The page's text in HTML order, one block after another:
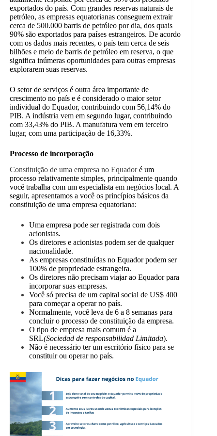
exportados do país. Com grandes reservas naturais de
petróleo, as empresas equatorianas conseguem extrair
cerca de 500.000 barris de petróleo por dia, dos quais
90% são exportados para países estrangeiros. De acordo
com os dados mais recentes, o país tem cerca de seis
bilhões e meio de barris de petróleo em reserva, o que
significa inúmeras oportunidades para outras empresas
explorarem suas reservas.
O setor de serviços é outra área importante de
crescimento no país e é considerado o maior setor
individual do Equador, contribuindo com 56,14% do
PIB. A indústria vem em segundo lugar, contribuindo
com 33,43% do PIB. A manufatura vem em terceiro
lugar, com uma participação de 16,33%.
Processo de incorporação
Constituição de uma empresa no Equadoré um
processo relativamente simples, principalmente quando
você trabalha com um especialista em negócios local. A
seguir, apresentamos a você os princípios básicos da
constituição de uma empresa equatoriana:
Uma empresa pode ser registrada com dois
acionistas.
Os diretores e acionistas podem ser de qualquer
nacionalidade.
As empresas constituídas no Equador podem ser
100% de propriedade estrangeira.
Os diretores não precisam viajar ao Equador para
incorporar suas empresas.
Você só precisa de um capital social de US$ 400
para começar a operar no país.
Normalmente, você leva de 6 a 8 semanas para
concluir o processo de constituição da empresa.
O tipo de empresa mais comum é a
SRL(Sociedad de responsabilidad Limitada).
Não é necessário ter um escritório físico para se
constituir ou operar no país.